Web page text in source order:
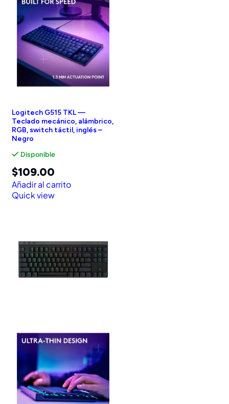
Logitech G515 TKL —
Teclado mecánico, alámbrico,
RGB, switch táctil, inglés –
Negro
Disponible
$109.00
Añadir al carrito
Quick view